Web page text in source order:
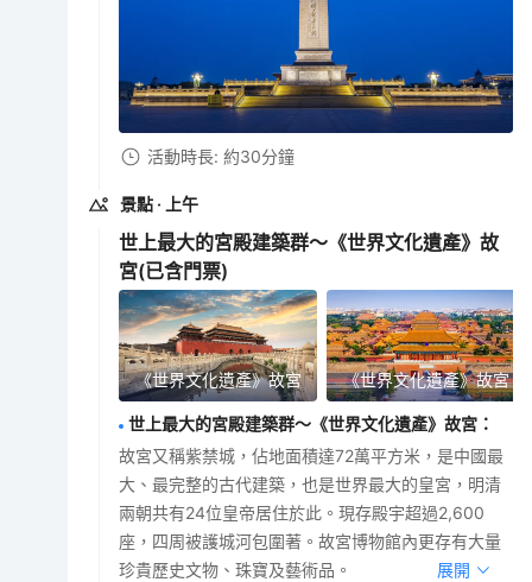
活動時長: 約30分鐘
景點 · 上午
世上最大的宮殿建築群～《世界文化遺產》故
宮(已含門票)
《世界文化遺產》故宮 《世界文化遺產》故宮
世上最大的宮殿建築群～《世界文化遺產》故宮 ：
故宮又稱紫禁城，佔地面積達72萬平方米，是中國最
大、最完整的古代建築，也是世界最大的皇宮，明清
兩朝共有24位皇帝居住於此。現存殿宇超過2,600
座，四周被護城河包圍著。故宮博物館內更存有大量
珍貴歷史文物、珠寶及藝術品。
展開